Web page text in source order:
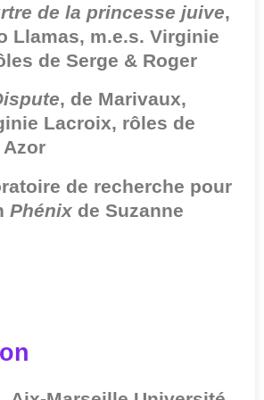
de la princesse juive,
Llamas, m.e.s. Virginie
de Serge & Roger
, de Marivaux,
Lacroix, rôles de
Azor
de recherche pour
Phénix de Suzanne